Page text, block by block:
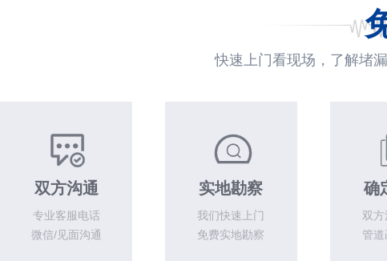
快速上门看现场，了解堵
双方沟通
专业客服电话
微信/见面沟通
实地勘察
我们快速上门
免费实地勘察
确
双
管